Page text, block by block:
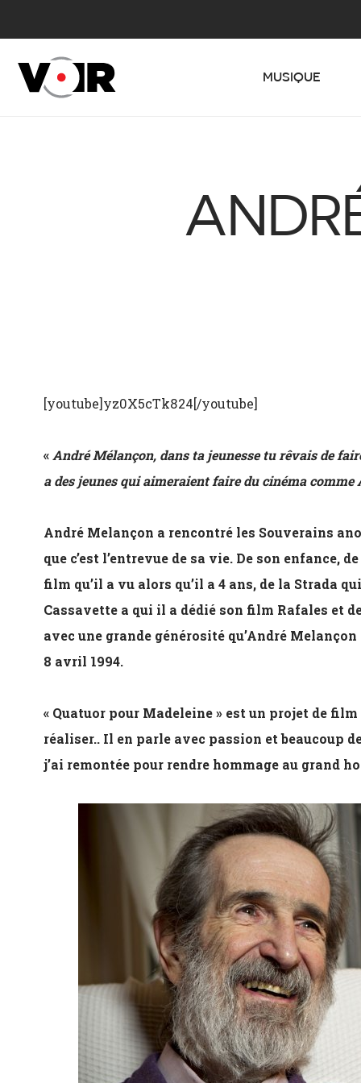
MUSIQUE
[youtube]yz0X5cTk824[/youtube]
«André Mélançon, dans ta jeunesse tu rêvais de
a des jeunes qui aimeraient faire du cinéma comme
André Melançon a rencontré les Souverains
que c’est l’entrevue de sa vie. De son enfance,
film qu’il a vu alors qu’il a 4 ans, de la Strada
Cassavette a qui il a dédié son film Rafales et
avec une grande générosité qu’André
8 avril 1994.
« Quatuor pour Madeleine » est un projet de
réaliser.. Il en parle avec passion et beaucoup
j’ai remontée pour rendre hommage au grand